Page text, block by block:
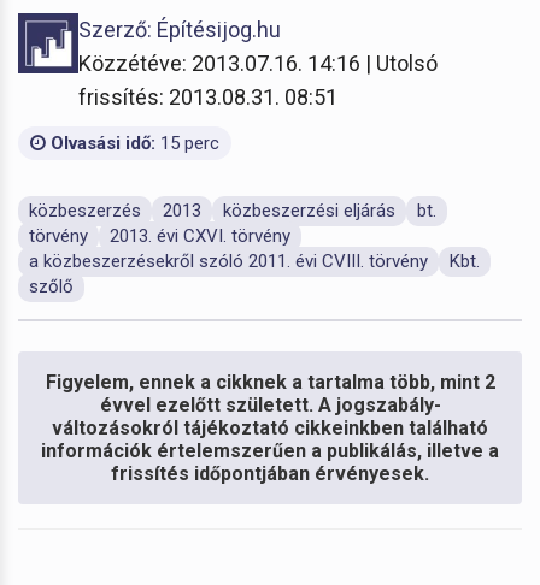
Szerző: Építésijog.hu
Közzétéve: 2013.07.16. 14:16 | Utolsó
frissítés: 2013.08.31. 08:51
Olvasási idő: 15 perc
közbeszerzés 2013 közbeszerzési eljárás
bt.
törvény
2013. évi CXVI. törvény
a közbeszerzésekről szóló 2011. évi CVIII. törvény
Kbt.
szőlő
Figyelem, ennek a cikknek a tartalma több, mint 2
évvel ezelőtt született. A jogszabály-
változásokról tájékoztató cikkeinkben található
információk értelemszerűen a publikálás, illetve a
frissítés időpontjában érvényesek.